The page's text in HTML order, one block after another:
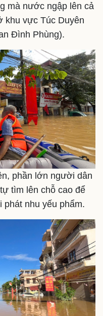
trường
vàng
Tiêu dùng
giá
khoán
cà phê
mà nước ngập lên cả
khu vực Túc Duyên
Đình Phùng).
phần lớn người dân
tìm lên chỗ cao để
nhu yếu phẩm.